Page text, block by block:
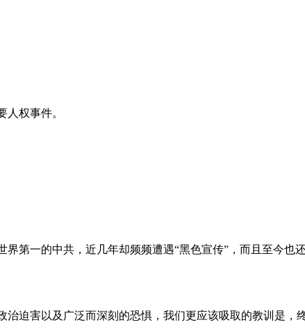
权事件。
第一的中共，近几年却频频遭遇“黑色宣传”，而且至今也
迫害以及广泛而深刻的恐惧，我们更应该吸取的教训是，